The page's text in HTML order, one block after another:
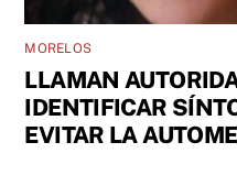
MORELOS
LLAMAN
IDENTIFICAR
EVITAR LA